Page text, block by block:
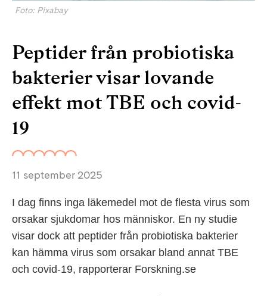
Foto: Pixabay
Peptider från probiotiska
bakterier visar lovande
effekt mot TBE och covid-
19
11 september 2025
I dag finns inga läkemedel mot de flesta virus som
orsakar sjukdomar hos människor. En ny studie
visar dock att peptider från probiotiska bakterier
kan hämma virus som orsakar bland annat TBE
och covid-19, rapporterar Forskning.se